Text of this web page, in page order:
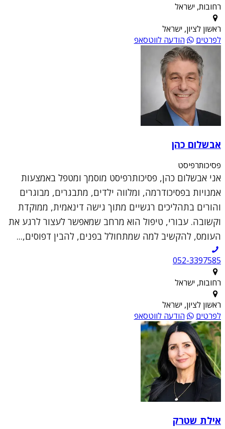
רחובות, ישראל
ראשון לציון, ישראל
לפרטים
הודעה לווטסאפ
אבשלום כהן
פסיכותרפיסט
אני אבשלום כהן, פסיכותרפיסט מוסמך ומטפל באמצעות
אמנויות בפסיכודרמה, ומלווה ילדים, מתבגרים, מבוגרים
והורים בתהליכים רגשיים מתוך גישה דינאמית, ממוקדת
וקשובה. עבורי, טיפול הוא מרחב שמאפשר לעצור לרגע את
העומס, להקשיב למה שמתחולל בפנים, להבין דפוסים,...
052-3397585
רחובות, ישראל
ראשון לציון, ישראל
לפרטים
הודעה לווטסאפ
אילת שטרק